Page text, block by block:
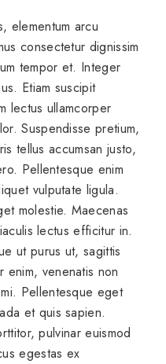
elementum arcu
consectetur dignissim
tempor et. Integer
Etiam suscipit
lectus ullamcorper
Suspendisse pretium,
tellus accumsan justo,
Pellentesque enim
vulputate ligula.
molestie. Maecenas
lectus efficitur in.
ut purus ut, sagittis
venenatis non
Pellentesque eget
et quis sapien.
pulvinar euismod
egestas ex